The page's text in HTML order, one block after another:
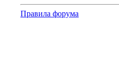
Правила форума